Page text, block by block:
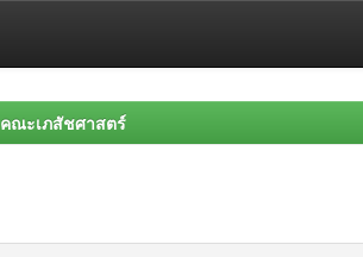
คณะเภสัชศาสตร์